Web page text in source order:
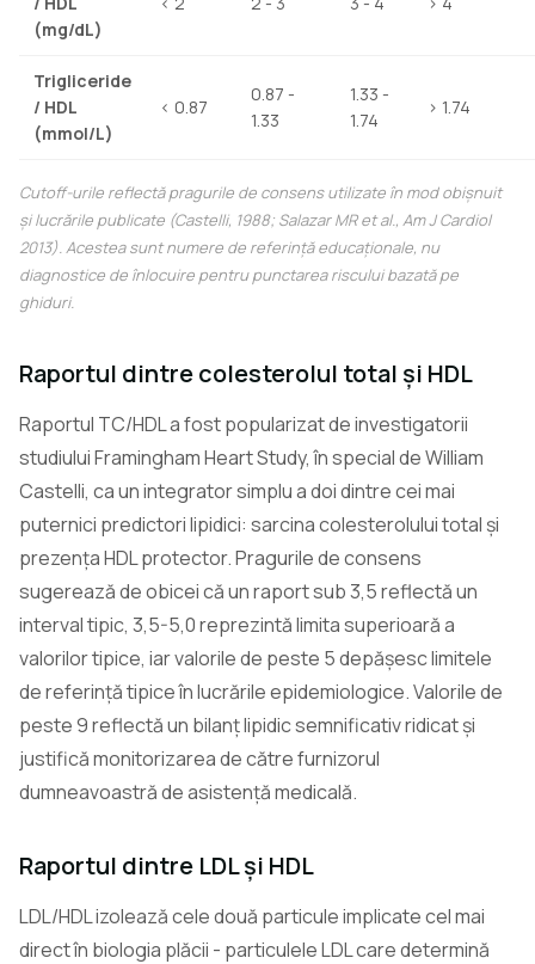
(mg/dL)
Trigliceride
/ HDL
(mmol/L)
< 0.87
0.87 -
1.33
1.33 -
1.74
> 1.74
Cutoff-urile reflectă pragurile de consens utilizate în mod obișnuit
și lucrările publicate (Castelli, 1988; Salazar MR et al., Am J Cardiol
2013). Acestea sunt numere de referință educaționale, nu
diagnostice de înlocuire pentru punctarea riscului bazată pe
ghiduri.
Raportul dintre colesterolul total și HDL
Raportul TC/HDL a fost popularizat de investigatorii
studiului Framingham Heart Study, în special de William
Castelli, ca un integrator simplu a doi dintre cei mai
puternici predictori lipidici: sarcina colesterolului total și
prezența HDL protector. Pragurile de consens
sugerează de obicei că un raport sub 3,5 reflectă un
interval tipic, 3,5-5,0 reprezintă limita superioară a
valorilor tipice, iar valorile de peste 5 depășesc limitele
de referință tipice în lucrările epidemiologice. Valorile de
peste 9 reflectă un bilanț lipidic semnificativ ridicat și
justifică monitorizarea de către furnizorul
dumneavoastră de asistență medicală.
Raportul dintre LDL și HDL
LDL/HDL izolează cele două particule implicate cel mai
direct în biologia plăcii - particulele LDL care determină